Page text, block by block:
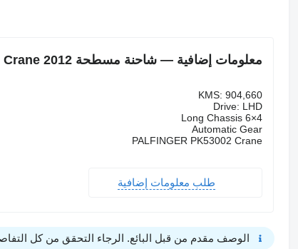
معلومات إضافية — شاحنة مسطحة Mercedes-Benz Actros 2546 6x4 PALFINGER PK530002 Crane 2012
KMS: 904,660
Drive: LHD
Long Chassis 6×4
Automatic Gear
PALFINGER PK53002 Crane
طلب معلومات إضافية
الوصف مقدم من قبل البائع. الرجاء التحقق من كل